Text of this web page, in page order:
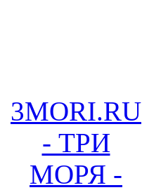
3MORI.RU
- ТРИ
МОРЯ -